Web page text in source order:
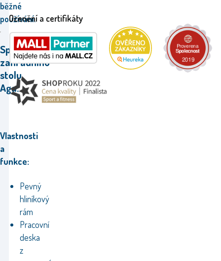
běžné
používání.
Specifikace
zahradního
stolu
Aga.
Vlastnosti
a
funkce:
Pevný
hliníkový
rám
Pracovní
deska
z
Ocenění a certifikáty